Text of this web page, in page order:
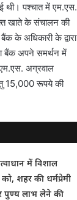
थी। पश्चात में एम.एस.
खाते के संचालन की
के अधिकारी के द्वारा
बैंक अपने समर्थन में
एम.एस. अग्रवाल
15,000 रूपये की
में विशाल
को, शहर की धर्मप्रेमी
पुण्य लाभ लेने की